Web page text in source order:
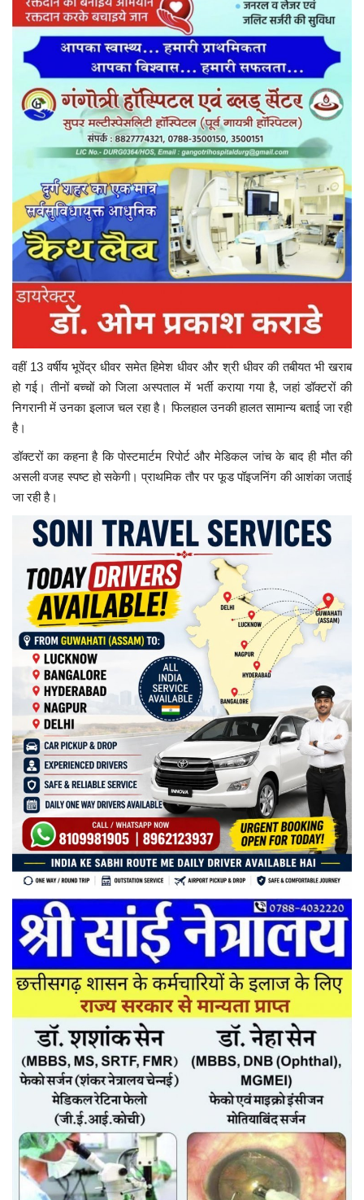
वहीं 13 वर्षीय भूपेंद्र धीवर समेत हिमेश धीवर और श्री धीवर की तबीयत भी खराब
हो गई। तीनों बच्चों को जिला अस्पताल में भर्ती कराया गया है, जहां डॉक्टरों की
निगरानी में उनका इलाज चल रहा है। फिलहाल उनकी हालत सामान्य बताई जा रही
है।
डॉक्टरों का कहना है कि पोस्टमार्टम रिपोर्ट और मेडिकल जांच के बाद ही मौत की
असली वजह स्पष्ट हो सकेगी। प्राथमिक तौर पर फूड पॉइजनिंग की आशंका जताई
जा रही है।